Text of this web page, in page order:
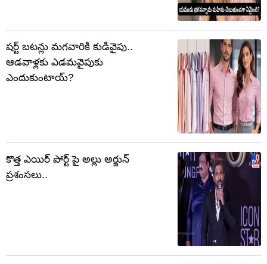
షర్ట్ బటన్లు మగవారికి కుడివైపు..
ఆడవాళ్లకు ఎడమవైపుకు
ఎందుకుంటాయ్?
కొత్త ఎయిర్ పోర్ట్ పై అల్లు అర్జున్
ప్రశంసలు..